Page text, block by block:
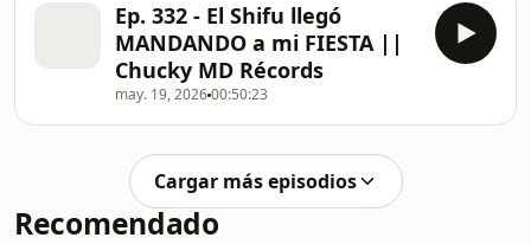
Ep. 332 - El Shifu llegó
MANDANDO a mi FIESTA ||
Chucky MD Récords
may. 19, 202600:50:23
Cargar más episodios
Recomendado